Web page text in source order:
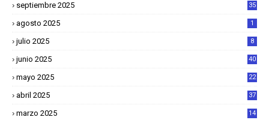
septiembre 2025 35
agosto 2025 1
julio 2025 8
junio 2025 40
mayo 2025
22
abril 2025
37
marzo 2025
14